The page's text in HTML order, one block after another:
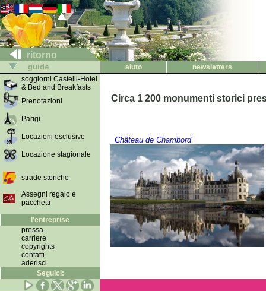
ritorno
guide aiuto
newsletters
soggiorni Castelli-Hotel
& Bed and Breakfasts
Prenotazioni
Parigi
Locazioni esclusive
Locazione stagionale
strade storiche
Assegni regalo e
pacchetti
l'entreprise
pressa
carriere
copyrights
contatti
aderisci
Seguici:
Circa 1 200 monumenti storici
Château de Chambord